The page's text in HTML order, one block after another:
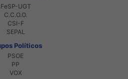
FeSP-UGT
C.C.O.O.
CSI-F
SEPAL
Políticos
PSOE
PP
VOX